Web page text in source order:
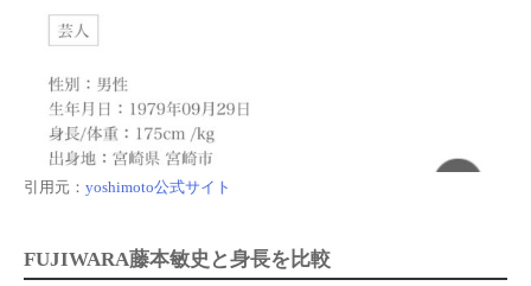
引用元： yoshimoto公式サイト
FUJIWARA藤本敏史と身長を比較